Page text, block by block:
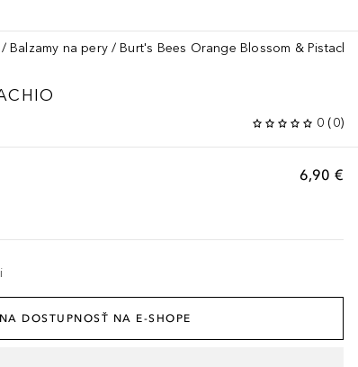
Balzamy na pery Burt's Bees Orange Blossom &
0 (0)
6,90 €
DOSTUPNOSŤ NA E-SHOPE